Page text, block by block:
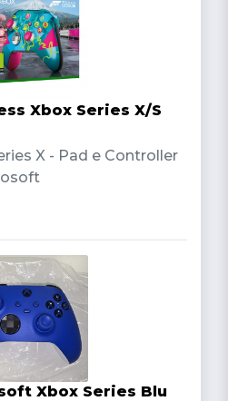
Xbox Series X/S
X - Pad e Controller
Xbox Series Blu